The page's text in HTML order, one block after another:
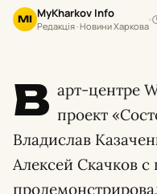
MI MyKharkov Info
Редакція · Новини Харкова
В арт-центре
проект
Владислав
Алексей Скачков